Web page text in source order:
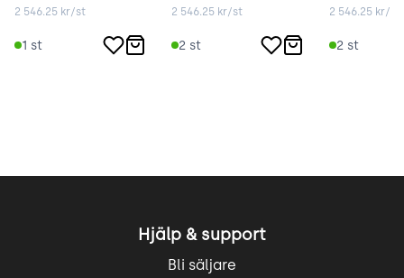
2 546.25 kr/st
1 st
2 546.25 kr/st
2 st
2 546.25kr/st
2st
Hjälp & support
Bli säljare